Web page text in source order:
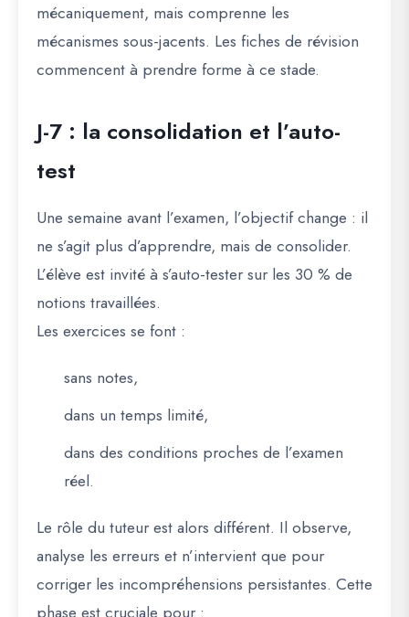
mécaniquement, mais comprenne les
mécanismes sous-jacents. Les fiches de révision
commencent à prendre forme à ce stade.
J-7 : la consolidation et l’auto-
test
Une semaine avant l’examen, l’objectif change : il
ne s’agit plus d’apprendre, mais de consolider.
L’élève est invité à s’auto-tester sur les 30 % de
notions travaillées.
Les exercices se font :
sans notes,
dans un temps limité,
dans des conditions proches de l’examen
réel.
Le rôle du tuteur est alors différent. Il observe,
analyse les erreurs et n’intervient que pour
corriger les incompréhensions persistantes. Cette